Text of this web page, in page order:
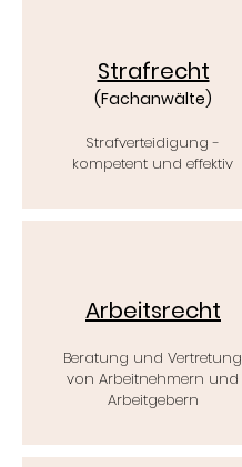
Strafrecht
(Fachanwälte)
Strafverteidigung -
kompetent und effektiv
Arbeitsrecht
Beratung und Vertretung
von Arbeitnehmern und
Arbeitgebern